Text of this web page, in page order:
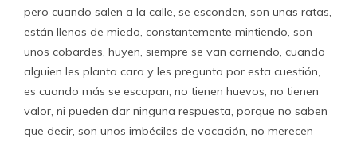
pero cuando salen a la calle, se esconden, son unas ratas,
están llenos de miedo, constantemente mintiendo, son
unos cobardes, huyen, siempre se van corriendo, cuando
alguien les planta cara y les pregunta por esta cuestión,
es cuando más se escapan, no tienen huevos, no tienen
valor, ni pueden dar ninguna respuesta, porque no saben
que decir, son unos imbéciles de vocación, no merecen